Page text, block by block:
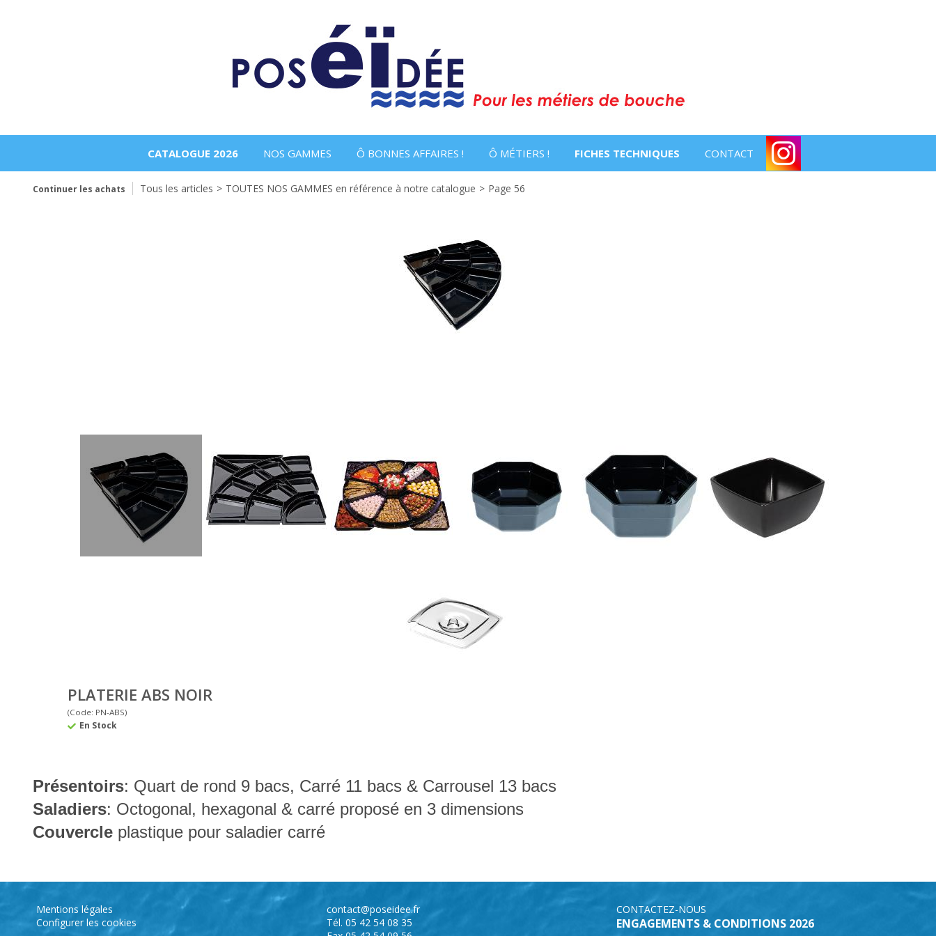
CATALOGUE 2026 NOS GAMMES Ô BONNES AFFAIRES ! Ô MÉTIERS ! FICHES TECHNIQUES CONTACT
Continuer les achats Tous les articles > TOUTES NOS GAMMES en référence à notre catalogue > Page 56
PLATERIE ABS NOIR
(Code: PN-ABS)
En Stock
Présentoirs: Quart de rond 9 bacs, Carré 11 bacs & Carrousel 13 bacs
Saladiers: Octogonal, hexagonal & carré proposé en 3 dimensions
Couvercle plastique pour saladier carré
Mentions légales
Configurer les cookies
contact@poseidee.fr
Tél. 05 42 54 08 35
CONTACTEZ-NOUS
ENGAGEMENTS & CONDITIONS 2026